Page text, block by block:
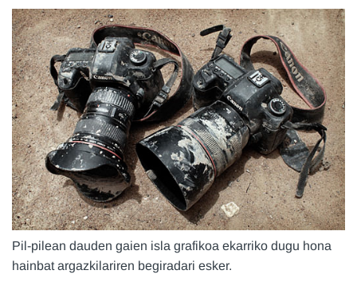
Pil-pilean dauden gaien isla grafikoa ekarriko dugu hona
hainbat argazkilariren begiradari esker.